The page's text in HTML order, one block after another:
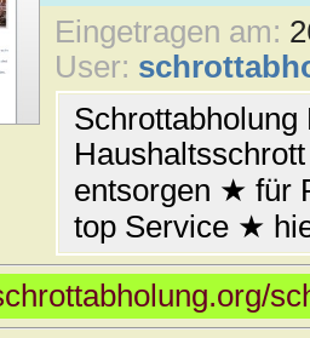
Eingetragen am:
User:
entsorgen ★ für
top Service ★